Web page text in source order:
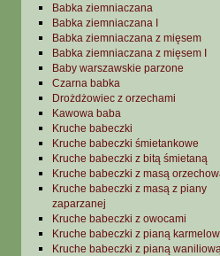
Babka ziemniaczana
Babka ziemniaczana I
Babka ziemniaczana z mięsem
Babka ziemniaczana z mięsem I
Baby warszawskie parzone
Czarna babka
Drożdżowiec z orzechami
Kawowa baba
Kruche babeczki
Kruche babeczki śmietankowe
Kruche babeczki z bitą śmietaną
Kruche babeczki z masą
Kruche babeczki z masą z piany
zaparzanej
Kruche babeczki z owocami
Kruche babeczki z pianą
Kruche babeczki z pianą